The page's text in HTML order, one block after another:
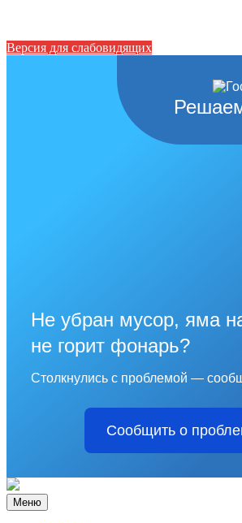
Версия для слабовидящих
Не убран мусор, яма
не горит фонарь?
Столкнулись с проблемой —
Сообщить о
Меню